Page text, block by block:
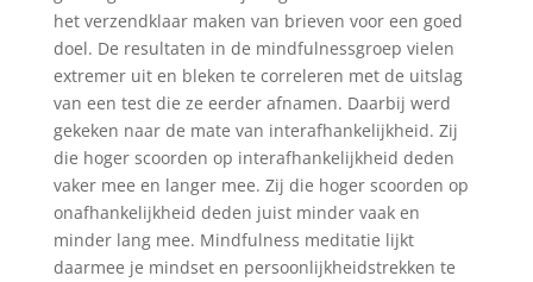
het verzendklaar maken van brieven voor een goed
doel. De resultaten in de mindfulnessgroep vielen
extremer uit en bleken te correleren met de uitslag
van een test die ze eerder afnamen. Daarbij werd
gekeken naar de mate van interafhankelijkheid. Zij
die hoger scoorden op interafhankelijkheid deden
vaker mee en langer mee. Zij die hoger scoorden op
onafhankelijkheid deden juist minder vaak en
minder lang mee. Mindfulness meditatie lijkt
daarmee je mindset en persoonlijkheidstrekken te